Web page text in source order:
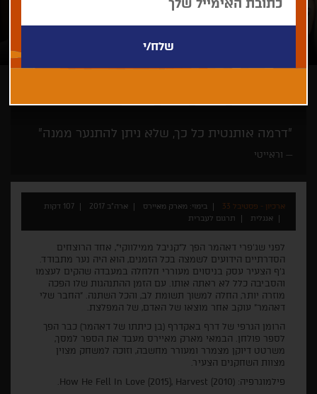
"דרמה אותנטית כל כך, שלא ניתן להתנער ממנה"
וראייטי
ארכיון - פסטיבל 33 בימוי: מארק מאיירס ארה"ב 2017
107 דקות
אנגלית
תרגום לעברית
לפני שג'פרי דאהמר הפך ל"קניבל ממילווקי", אחד הרוצחים
הסדרתיים הידועים לשמצה בכל הזמנים, הוא היה נער מתבודד.
ג'ף הצעיר עסק בניסוים מעוררי חלחלה במעבדה שהקים לעצמו
והסביבה כלל לא ראתה אותו. עם הזמן ההתנהגות שלו הפכה
מוזרה יותר, החלה למשוך תשומת לב, והכל השתנה. "החבר שלי
דאהמר" עוקב אחר מוצאו של האדם, של המפלצת.
הרומן הגרפי של דרף באקדרף (בן כיתתו של דאהמר) כבר הפך
לספר פולחן. הבמאי מארק מאיירס מעבד את הספר למסך,
משרטט דיוקן מצמרר ומעורר מחשבה, וזוכה למשחק מצוין
מצוות השחקנים הצעיר.
פילמוגרפיה: (How He Fell In Love (2015), Harvest (2010.